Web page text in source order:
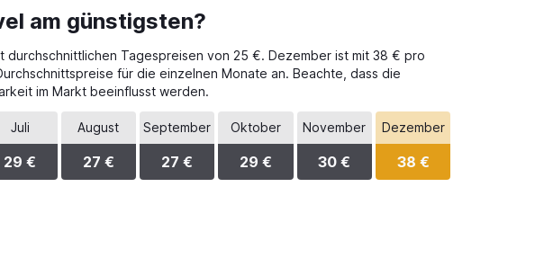
am günstigsten?
Tagespreisen von 25 €. Dezember ist mit 38 € pro
für die einzelnen Monate an. Beachte, dass die
im Markt beeinflusst werden.
Juli
29 €
August
27 €
September
27 €
Oktober
29 €
November
30 €
Dezember
38 €